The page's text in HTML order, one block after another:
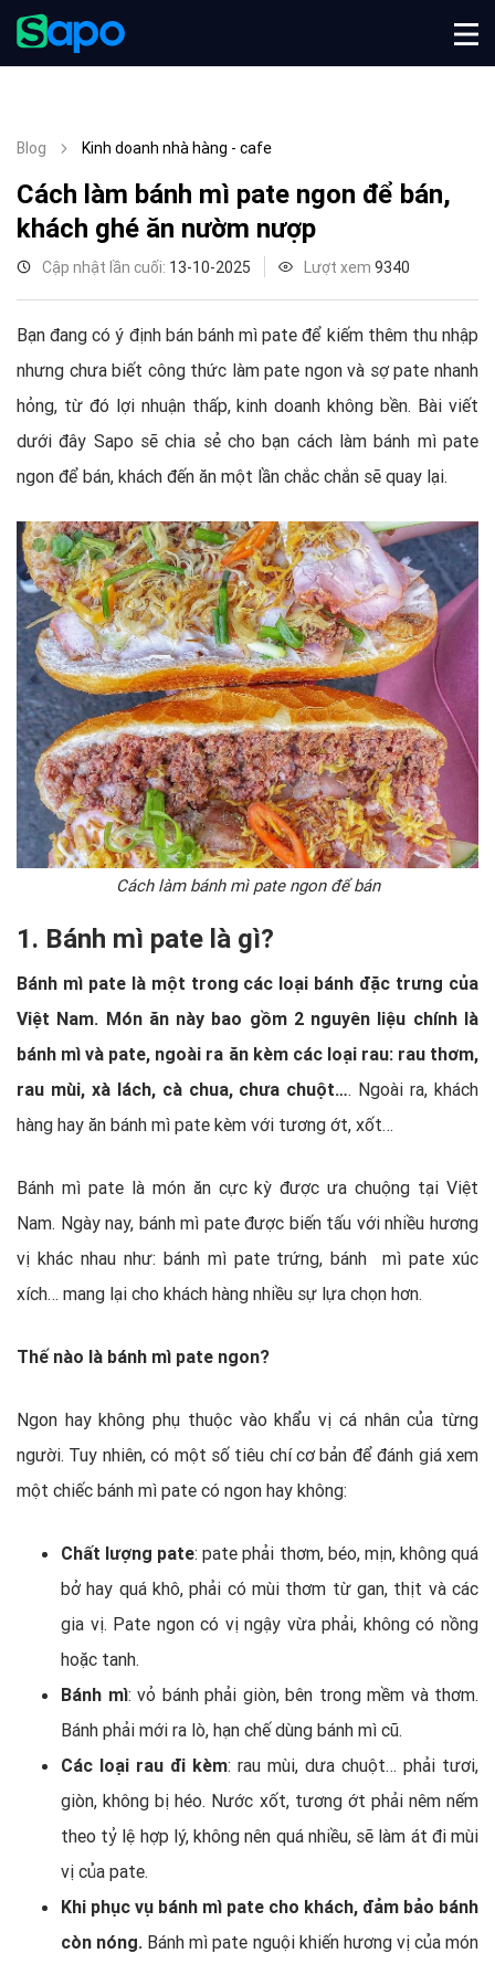
Blog Kinh doanh nhà hàng - cafe
Cách làm bánh mì pate ngon để bán,
khách ghé ăn nườm nượp
Cập nhật lần cuối: 13-10-2025 Lượt xem 9340
Bạn đang có ý định bán bánh mì pate để kiếm thêm thu nhập
nhưng chưa biết công thức làm pate ngon và sợ pate nhanh
hỏng, từ đó lợi nhuận thấp, kinh doanh không bền. Bài viết
dưới đây Sapo sẽ chia sẻ cho bạn cách làm bánh mì pate
ngon để bán, khách đến ăn một lần chắc chắn sẽ quay lại.
Cách làm bánh mì pate ngon để bán
1. Bánh mì pate là gì?
Bánh mì pate là một trong các loại bánh đặc trưng của
Việt Nam. Món ăn này bao gồm 2 nguyên liệu chính là
bánh mì và pate, ngoài ra ăn kèm các loại rau: rau thơm,
rau mùi, xà lách, cà chua, chưa chuột…. Ngoài ra, khách
hàng hay ăn bánh mì pate kèm với tương ớt, xốt…
Bánh mì pate là món ăn cực kỳ được ưa chuộng tại Việt
Nam. Ngày nay, bánh mì pate được biến tấu với nhiều hương
vị khác nhau như: bánh mì pate trứng, bánh mì pate xúc
xích… mang lại cho khách hàng nhiều sự lựa chọn hơn.
Thế nào là bánh mì pate ngon?
Ngon hay không phụ thuộc vào khẩu vị cá nhân của từng
người. Tuy nhiên, có một số tiêu chí cơ bản để đánh giá xem
một chiếc bánh mì pate có ngon hay không:
Chất lượng pate: pate phải thơm, béo, mịn, không quá
bở hay quá khô, phải có mùi thơm từ gan, thịt và các
gia vị. Pate ngon có vị ngậy vừa phải, không có nồng
hoặc tanh.
Bánh mì: vỏ bánh phải giòn, bên trong mềm và thơm.
Bánh phải mới ra lò, hạn chế dùng bánh mì cũ.
Các loại rau đi kèm: rau mùi, dưa chuột… phải tươi,
giòn, không bị héo. Nước xốt, tương ớt phải nêm nếm
theo tỷ lệ hợp lý, không nên quá nhiều, sẽ làm át đi mùi
vị của pate.
Khi phục vụ bánh mì pate cho khách, đảm bảo bánh
còn nóng. Bánh mì pate nguội khiến hương vị của món